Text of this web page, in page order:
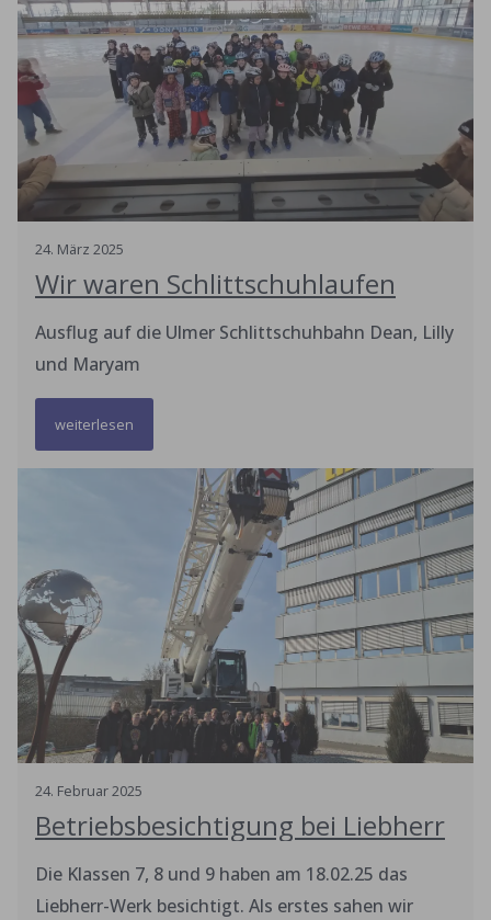
24. März 2025
Wir waren Schlittschuhlaufen
Ausflug auf die Ulmer Schlittschuhbahn Dean, Lilly
und Maryam
weiterlesen
24. Februar2025
Betriebsbesichtigung bei Liebherr
Die Klassen 7, 8 und 9 haben am 18.02.25 das
Liebherr-Werk besichtigt. Als erstes sahen wir